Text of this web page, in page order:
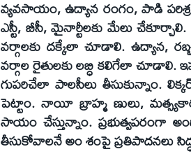
వ్యవసాయం, ఉద్యాన రంగం, పాడి
ఎస్టీ, బీసీ, మైనార్టీలకు మేలు
వర్గాలకు దక్కేలా చూడాలి. ఉద్యాన,
వర్గాల రైతులకు లబ్ధి కలిగేలా
గుపరిచేలా పాలసీలు తీసుకున్నాం. లిక్కర్
పెట్టాం. నాయీ బ్రాహ్మ ణులు,
సాయం చేస్తున్నాం.
తీసుకోవాలనే అం శంపై ప్రతిపాదనలు